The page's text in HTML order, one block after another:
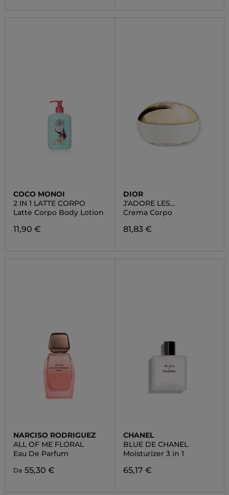
COCO MONOI
2 IN 1 LATTE CORPO
Latte Corpo Body Lotion
11,90 €
DIOR
J'ADORE LES
ADORABLES
Crema Corpo
81,83 €
NARCISO RODRIGUEZ
ALL OF ME FLORAL
Eau De Parfum
Da 55,30 €
CHANEL
BLUE DE CHANEL
Moisturizer 3 in 1
65,17 €